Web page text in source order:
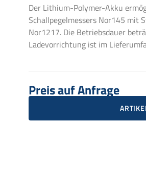
Der Lithium-Polymer-Akku
Schallpegelmessers Nor145 mit
Nor1217. Die Betriebsdauer
Ladevorrichtung ist im
Preis auf Anfrage